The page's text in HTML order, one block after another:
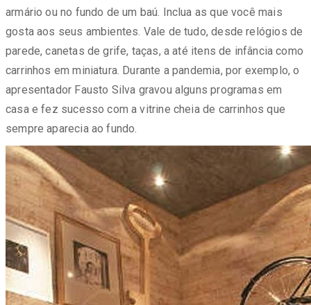
armário ou no fundo de um baú. Inclua as que você mais
gosta aos seus ambientes. Vale de tudo, desde relógios de
parede, canetas de grife, taças, a até itens de infância como
carrinhos em miniatura. Durante a pandemia, por exemplo, o
apresentador Fausto Silva gravou alguns programas em
casa e fez sucesso com a vitrine cheia de carrinhos que
sempre aparecia ao fundo.